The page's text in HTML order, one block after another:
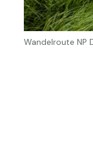
Wandelroute NP